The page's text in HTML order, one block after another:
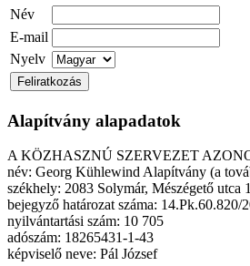
Név
E-mail
Nyelv
Alapítvány alapadatok
A KÖZHASZNÚ SZERVEZET
név: Georg Kühlewind Alapítvány (a
székhely: 2083 Solymár, Mészégető utca
bejegyző határozat száma: 14.Pk.60.820/
nyilvántartási szám: 10 705
adószám: 18265431-1-43
képviselő neve: Pál József